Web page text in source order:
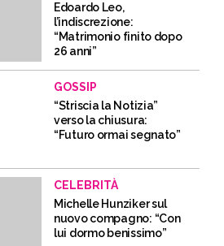
Edoardo Leo,
l’indiscrezione:
“Matrimonio finito dopo
26 anni”
GOSSIP
“Striscia la Notizia”
verso la chiusura:
“Futuro ormai segnato”
CELEBRITÀ
Michelle Hunziker sul
nuovo compagno: “Con
lui dormo benissimo”